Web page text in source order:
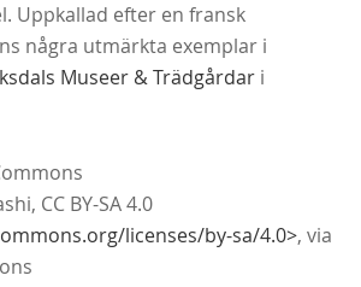
Uppkallad efter en fransk
några utmärkta exemplar i
Museer & Trädgårdar i
CC BY-SA 4.0
licenses/by-sa/4.0>, via